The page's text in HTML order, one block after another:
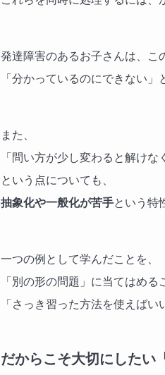
発達障害のあるお子さんは、こ
「分かっているのにできない」
また、
「問い方が少し変わると解けな
という点についても、
抽象化や一般化が苦手という特
一つの例として学んだことを、
「別の形の問題」に当てはめる
「さっき習った方法を使えば
だからこそ大切にしたい